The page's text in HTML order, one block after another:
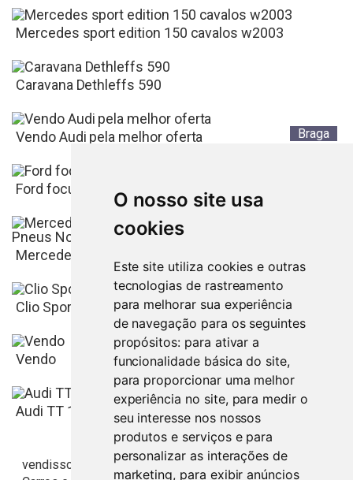
O nosso site usa
cookies
Este site utiliza cookies e outras
tecnologias de rastreamento
para melhorar sua experiência
de navegação para os seguintes
propósitos: para ativar a
funcionalidade básica do site,
para proporcionar uma melhor
experiência no site, para medir o
seu interesse nos nossos
produtos e serviços e para
personalizar as interações de
marketing, para exibir anúncios
Mercedes sport edition 150 cavalos w2003
Braga
Caravana Dethleffs 590
Vendo Audi pela melhor oferta
Ford focus TDI 1.8
Braga
Mercedes Clk 220 Avantgard Cdi Nacional com 4 P...
Braga
Clio Sport Tourer Limited
Braga 14.700
Vendo
Audi TT 1.8 Quattro 225cv
vendisso.pt Resultados
Veículos